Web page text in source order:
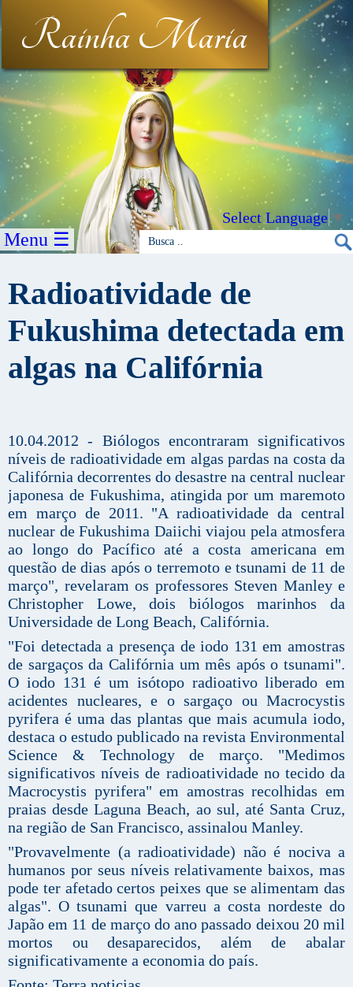
Rainha Maria
Select Language▼
Menu ☰
Radioatividade de
Fukushima detectada em
algas na Califórnia
10.04.2012 - Biólogos encontraram significativos
níveis de radioatividade em algas pardas na costa da
Califórnia decorrentes do desastre na central nuclear
japonesa de Fukushima, atingida por um maremoto
em março de 2011. "A radioatividade da central
nuclear de Fukushima Daiichi viajou pela atmosfera
ao longo do Pacífico até a costa americana em
questão de dias após o terremoto e tsunami de 11 de
março", revelaram os professores Steven Manley e
Christopher Lowe, dois biólogos marinhos da
Universidade de Long Beach, Califórnia.
"Foi detectada a presença de iodo 131 em amostras
de sargaços da Califórnia um mês após o tsunami".
O iodo 131 é um isótopo radioativo liberado em
acidentes nucleares, e o sargaço ou Macrocystis
pyrifera é uma das plantas que mais acumula iodo,
destaca o estudo publicado na revista Environmental
Science & Technology de março. "Medimos
significativos níveis de radioatividade no tecido da
Macrocystis pyrifera" em amostras recolhidas em
praias desde Laguna Beach, ao sul, até Santa Cruz,
na região de San Francisco, assinalou Manley.
"Provavelmente (a radioatividade) não é nociva a
humanos por seus níveis relativamente baixos, mas
pode ter afetado certos peixes que se alimentam das
algas". O tsunami que varreu a costa nordeste do
Japão em 11 de março do ano passado deixou 20 mil
mortos ou desaparecidos, além de abalar
significativamente a economia do país.